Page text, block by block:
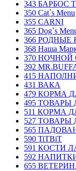
343 БАРБОС
350 Cat`s Menu
355 CARNI
365 Dog`s
366 РОДНЫЕ
368 Наша
370
392
415
431 ВАКА
479 КОРМА
495 ТОВАРЫ
511 КОРМА
527 ТОВАРЫ
565
590 TiTBiT
591 КОСТИ
592
655